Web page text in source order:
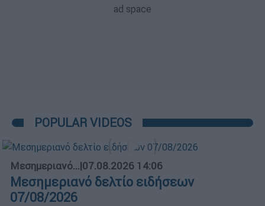
POPULAR VIDEOS
Μεσημεριανό...|07.08.2026 14:06
Μεσημεριανό δελτίο ειδήσεων
07/08/2026